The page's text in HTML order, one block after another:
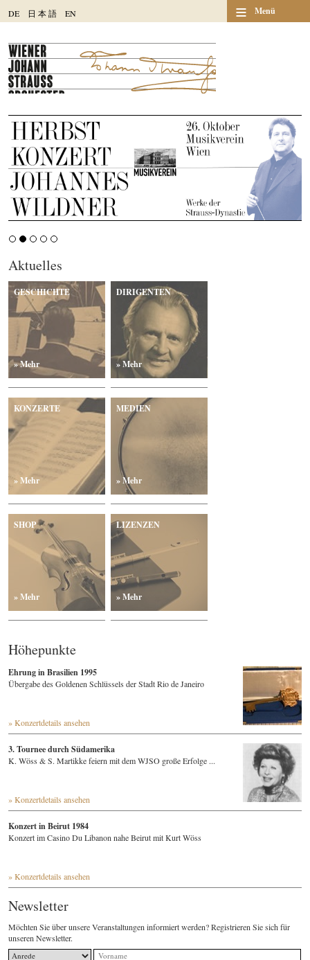
DE 日 本語 EN ≡ Menü
Aktuelles
GESCHICHTE
» Mehr
DIRIGENTEN
» Mehr
KONZERTE
» Mehr
MEDIEN
» Mehr
SHOP
» Mehr
LIZENZEN
» Mehr
Höhepunkte
Ehrung in Brasilien 1995
Übergabe des Goldenen Schlüssels der Stadt Rio de Janeiro
» Konzertdetails ansehen
3. Tournee durch Südamerika
K. Wöss & S. Martikke feiern mit dem WJSO große Erfolge ...
» Konzertdetails ansehen
Konzert in Beirut 1984
Konzert im Casino Du Libanon nahe Beirut mit Kurt Wöss
» Konzertdetails ansehen
Newsletter
Möchten Sie über unsere Veranstaltungen informiert werden? Registrieren Sie sich für
unseren Newsletter.